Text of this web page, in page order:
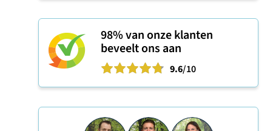
98%van onze klanten
beveelt ons aan
9.6/10